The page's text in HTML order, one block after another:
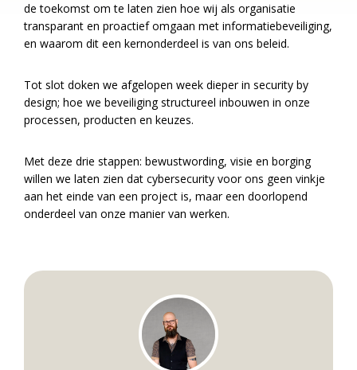
de toekomst om te laten zien hoe wij als organisatie
transparant en proactief omgaan met informatiebeveiliging,
en waarom dit een kernonderdeel is van ons beleid.
Tot slot doken we afgelopen week dieper in security by
design; hoe we beveiliging structureel inbouwen in onze
processen, producten en keuzes.
Met deze drie stappen: bewustwording, visie en borging
willen we laten zien dat cybersecurity voor ons geen vinkje
aan het einde van een project is, maar een doorlopend
onderdeel van onze manier van werken.